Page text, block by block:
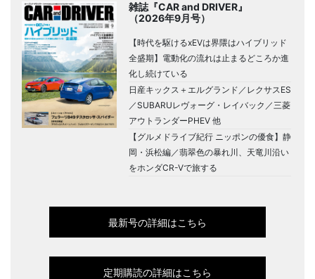
雑誌『CAR and DRIVER』
（2026年9月号）
【時代を駆けるxEVは界隈はハイブリッド
全盛期】電動化の流れは止まるどころか進
化し続けている
日産キックス＋エルグランド／レクサスES
／SUBARUレヴォーグ・レイバック／三菱
アウトランダーPHEV 他
【グルメドライブ紀行 ニッポンの優食】静
岡・浜松編／翡翠色の暴れ川、天竜川沿い
をホンダCR-Vで旅する
最新号の詳細はこちら
定期購読の詳細はこちら